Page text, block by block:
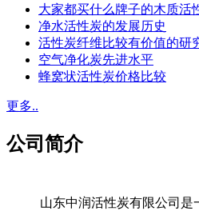
大家都买什么牌子的木质活
净水活性炭的发展历史
活性炭纤维比较有价值的研
空气净化炭先进水平
蜂窝状活性炭价格比较
更多..
公司简介
山东中润活性炭有限公司是